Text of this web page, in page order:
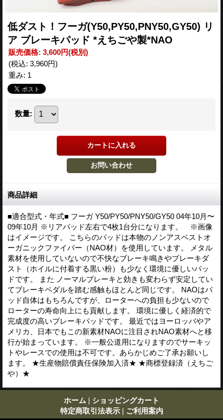
低ダスト！フーガ(Y50,PY50,PNY50,GY50) リ
ア ブレーキパッド *えちごや製*NAO
販売価格: 3,600円(税別)
(税込: 3,960円)
重み: 1
数量:
商品詳細
■適合型式・年式■ フーガ Y50/PY50/PNY50/GY50 04年10月〜
09年10月 ※リアパッド左右で4枚1台分になります。 ※画像
はイメージです。 こちらのパッドは本物のノンアスベストオ
ーガニックファイバー（NAO材）を使用しています。 メタル
素材を使用していないので不快なブレーキ鳴きやブレーキダ
スト（ホイルに付着する黒い粉）も少なく環境に優しいパッ
ドです。 また ノーマルブレーキと効きも変わらず安定してい
てブレーキペダルを踏む感触もほとんど同じです。 NAOはパ
ッド自体はもちろんですが、ローターへの負担も少ないので
ローターの寿命向上にも貢献します。 環境に優しく経済的で
完成度の高いブレーキパッドです。 最近ではヨーロッパやア
メリカ、日本でもこの新素材NAOに注目されNAO素材へと移
行が始まっています。 ※一般公道用になりますのでサーキッ
トやレースでの使用は不可です。あらかじめご了承お願いし
ます。 ★生産物賠償責任保険加入済★ ★商標登録済（えちご
や）★
ホーム | ショッピングカート
特定商取引法表示 | ご利用案内